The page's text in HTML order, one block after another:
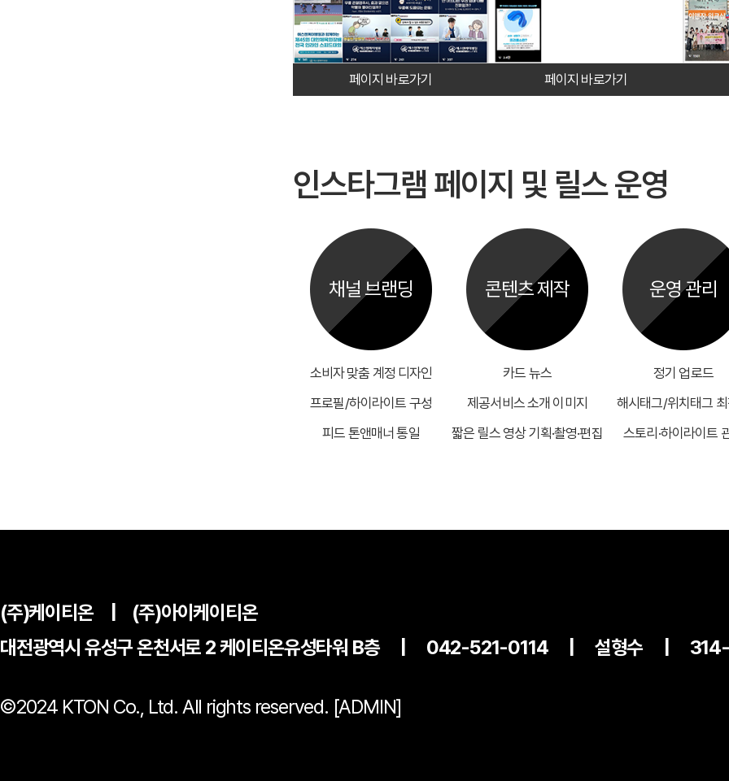
페이지 바로가기 페이지 바로가기
인스타그램 페이지 및 릴스 운영
채널 브랜딩
소비자 맞춤 계정 디자인
프로필/하이라이트 구성
피드 톤앤매너 통일
콘텐츠 제작
카드 뉴스
제공서비스 소개 이미지
짧은 릴스 영상 기획·촬영·편집
운영 관리
정기 업로드
해시태그/위치태그
스토리·하이라이트
(주)케이티온
(주)아이케이티온
대전광역시 유성구 온천서로 2 케이티온유성타워 B층
042-521-0114 설형수
©2024 KTON Co., Ltd. All rights reserved. [ADMIN]